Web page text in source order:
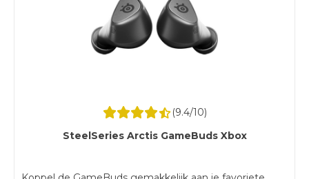
(9.4/10)
SteelSeries Arctis GameBuds Xbox